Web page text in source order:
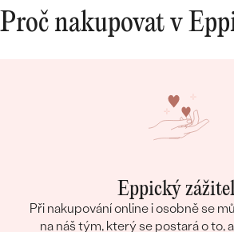
Proč nakupovat v
Eppický
Při nakupování online i osobně se
na náš tým, který se postará o to,